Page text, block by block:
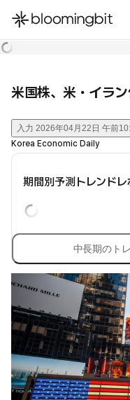
한국어
米国株、米・イラ
入力 2026年04月22日 午前
Korea Economic Daily
期間別予測トレンドレ
中長期のト